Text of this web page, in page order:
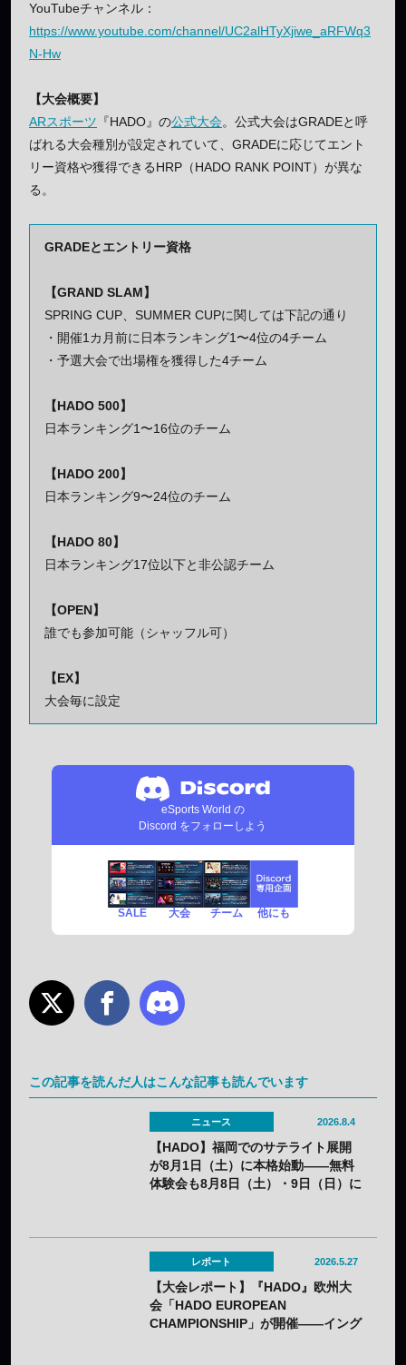
YouTubeチャンネル：
https://www.youtube.com/channel/UC2alHTyXjiwe_aRFWq3
N-Hw
【大会概要】
ARスポーツ 『HADO』の公式大会。公式大会はGRADEと呼
ばれる大会種別が設定されていて、GRADEに応じてエント
リー資格や獲得できるHRP（HADO RANK POINT）が異な
る。
GRADEとエントリー資格
【GRAND SLAM】
SPRING CUP、SUMMER CUPに関しては下記の通り
・開催1カ月前に日本ランキング1〜4位の4チーム
・予選大会で出場権を獲得した4チーム
【HADO 500】
日本ランキング1〜16位のチーム
【HADO 200】
日本ランキング9〜24位のチーム
【HADO 80】
日本ランキング17位以下と非公認チーム
【OPEN】
誰でも参加可能（シャッフル可）
【EX】
大会毎に設定
eSports World の
Discord をフォローしよう
SALE 大会 チーム 他にも
この記事を読んだ人はこんな記事も読んでいます
ニュース 2026.8.4
【HADO】福岡でのサテライト展開
が8月1日（土）に本格始動——無料
体験会も8月8日（土）・9日（日）に
レポート 2026.5.27
【大会レポート】『HADO』欧州大
会「HADO EUROPEAN
CHAMPIONSHIP」が開催——イング